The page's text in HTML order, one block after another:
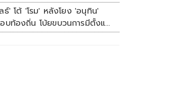
ยง 'อนุทิน'
บท้องถิ่น โบ้ยขบวนการมีตั้งแต่